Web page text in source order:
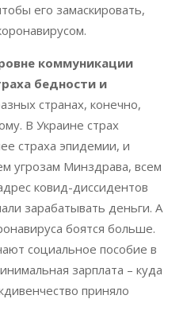
его замаскировать,
коммуникации
бедности и
странах, конечно,
В Украине страх
страха эпидемии, и
угрозам Минздрава, всем
ковид-диссидентов
зарабатывать деньги. А
боятся больше.
социальное пособие в
зарплата – куда
приняло